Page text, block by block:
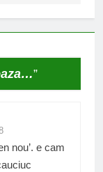
”
nou’. e cam